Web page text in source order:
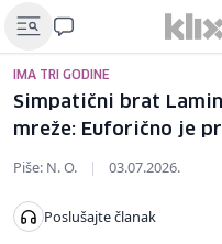
IMA TRI GODINE
Simpatični brat
mreže: Euforično je
Piše: N. O. | 03.07.2026.
Poslušajte članak